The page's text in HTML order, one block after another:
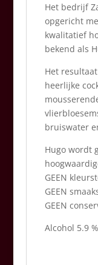
Het bedrijf
opgericht
kwalitatief
bekend als
Het
heerlijke
bruiswater
Hugo wordt
GEEN
GEEN
GEEN
Alcohol 5.9